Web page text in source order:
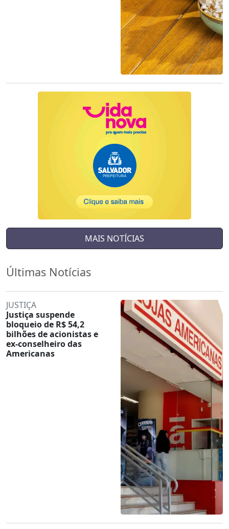
MAIS NOTÍCIAS
Últimas Notícias
JUSTIÇA
Justiça suspende
bloqueio de R$ 54,2
bilhões de acionistas e
ex-conselheiro das
Americanas